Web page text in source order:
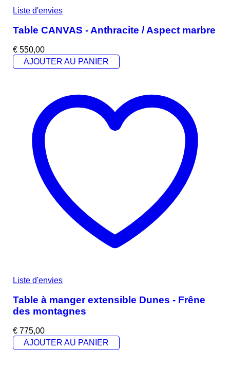
Liste d'envies
Table CANVAS - Anthracite / Aspect marbre
€ 550,00
AJOUTER AU PANIER
Liste d'envies
Table à manger extensible Dunes - Frêne
des montagnes
€ 775,00
AJOUTER AU PANIER